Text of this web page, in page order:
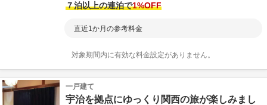
７泊以上の連泊で1%OFF
直近1か月の参考料金
対象期間内に有効な料金設定がありません。
一戸建て
宇治を拠点にゆっくり関西の旅が楽しみまし